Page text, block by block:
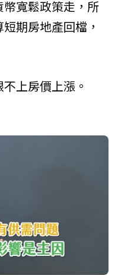
寬鬆政策走，所
期房地產回檔，
上房價上漲。